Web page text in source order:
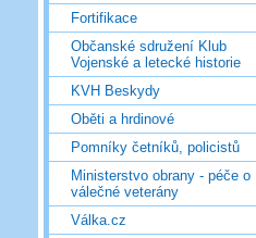
Fortifikace
Občanské sdružení Klub
Vojenské a letecké historie
KVH Beskydy
Oběti a hrdinové
Pomníky četníků, policistů
Ministerstvo obrany - péče o
válečné veterány
Válka.cz